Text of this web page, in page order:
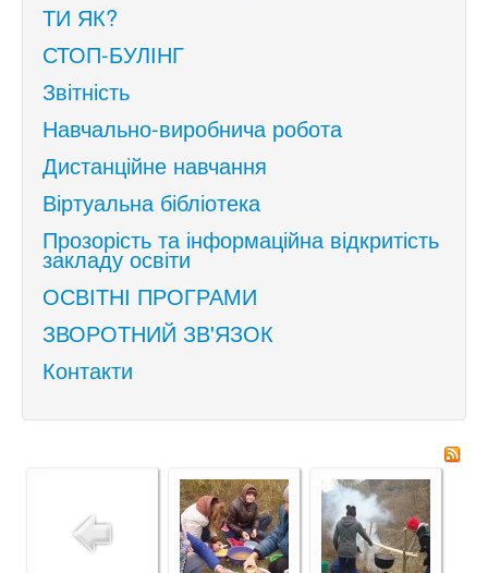
ТИ ЯК?
СТОП-БУЛІНГ
Звітність
Навчально-виробнича робота
Дистанційне навчання
Віртуальна бібліотека
Прозорість та інформаційна відкритість
закладу освіти
ОСВІТНІ ПРОГРАМИ
ЗВОРОТНИЙ ЗВ'ЯЗОК
Контакти